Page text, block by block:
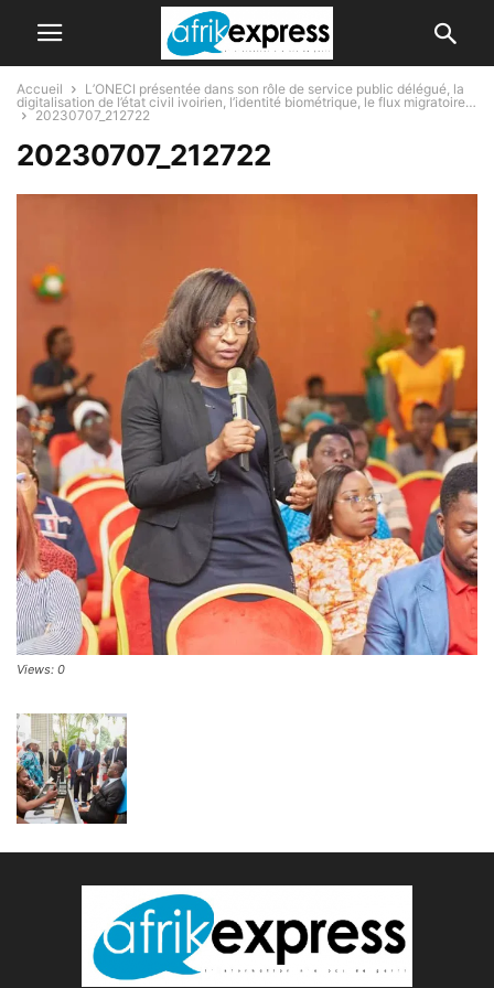
Accueil
L’ONECI présentée dans son rôle de service public délégué, la
digitalisation de l’état civil ivoirien, l’identité biométrique, le flux migratoire…
20230707_212722
20230707_212722
Views: 0